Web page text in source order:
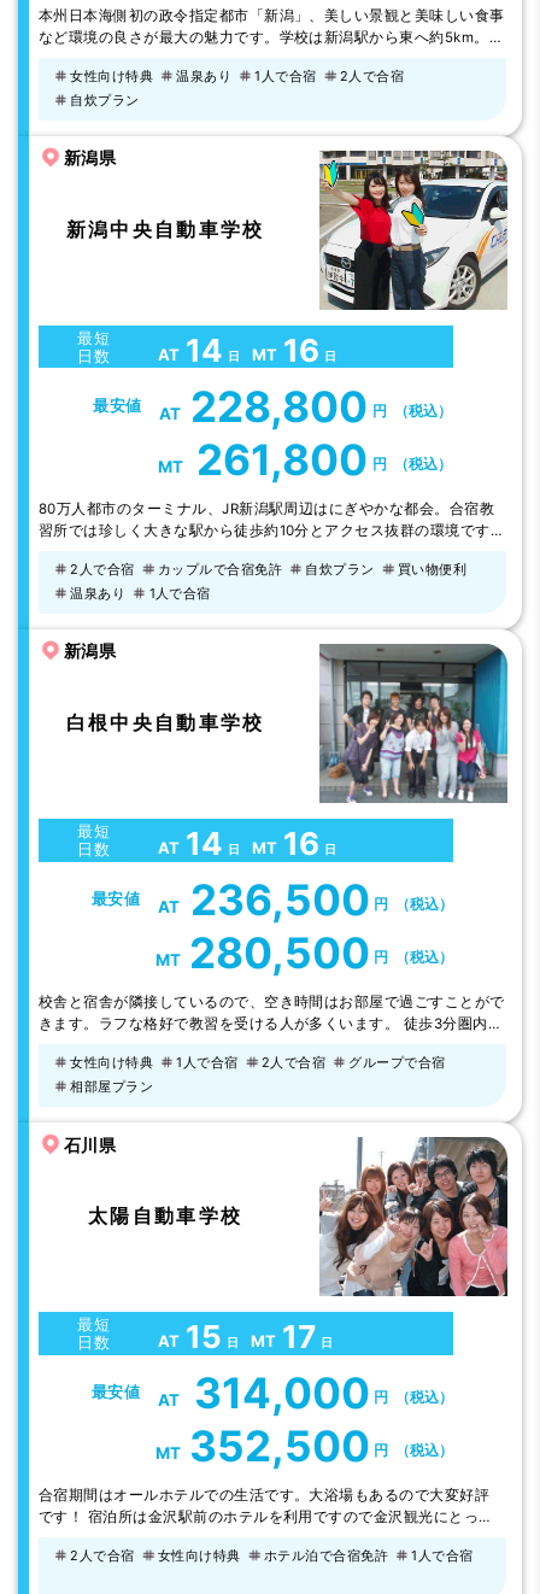
本州日本海側初の政令指定都市「新潟」、美しい景観と美味しい食事
など環境の良さが最大の魅力です。学校は新潟駅から東へ約5km。
技術もしっかり身に付きます。すべての宿泊ホテルは新潟駅より徒歩
5～6分以内。買物も遊びも全て徒歩圏内でできるので、生活環境は
女性向け特典 温泉あり 1人で合宿
2人で合宿
自炊プラン
新潟県
新潟中央自動車学校
最短
日数
AT 14 日 MT 16 日
最安値 AT 228,800 円 （税込）
MT 261,800 円 （税込）
80万人都市のターミナル、JR新潟駅周辺はにぎやかな都会。合宿教
習所では珍しく大きな駅から徒歩約10分とアクセス抜群の環境です。
もバッチリです♪『怒らない』『焦らない』『諦めない』をモットー
とした教習も魅力。※多くの方にご入校頂けるように契約ホテルも多
い立ったら早めの決断･お…
2人で合宿 カップルで合宿免許 自炊プラン
買い物便利
温泉あり
1人で合宿
新潟県
白根中央自動車学校
最短
日数
AT 14 日 MT 16 日
最安値 AT 236,500 円 （税込）
MT 280,500 円 （税込）
校舎と宿舎が隣接しているので、空き時間はお部屋で過ごすことがで
きます。ラフな格好で教習を受ける人が多くいます。 徒歩3分圏内に
せん。女性向け特典 1人で合宿 2人で合宿
グループで合宿
相部屋プラン
石川県
太陽自動車学校
最短
日数
AT 15 日 MT 17 日
最安値 AT 314,000 円 （税込）
MT 352,500 円 （税込）
合宿期間はオールホテルでの生活です。大浴場もあるので大変好評
です！ 宿泊所は金沢駅前のホテルを利用ですので金沢観光にとって
所が沢山あります。金沢の奥座敷湯涌温泉(バスで60分）、金沢の秘
2人で合宿 女性向け特典 ホテル泊で合宿免許 1人で合宿